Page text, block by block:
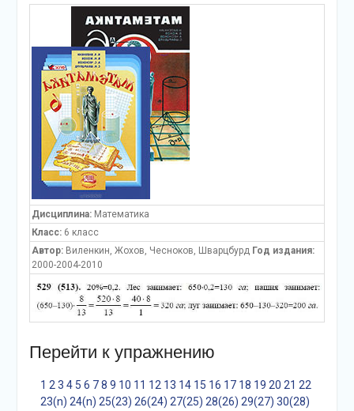
Дисциплина:Математика
Класс:6 класс
Автор:Виленкин, Жохов, Чесноков, Шварцбурд Год издания:
2000-2004-2010
Перейти к упражнению
1 2 3 4 5 6 7 8 9 10 11 12 13 14 15 16 17 18 19 20 21 22
23(n) 24(n) 25(23) 26(24) 27(25) 28(26) 29(27) 30(28)